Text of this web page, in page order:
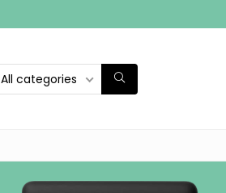
All categories